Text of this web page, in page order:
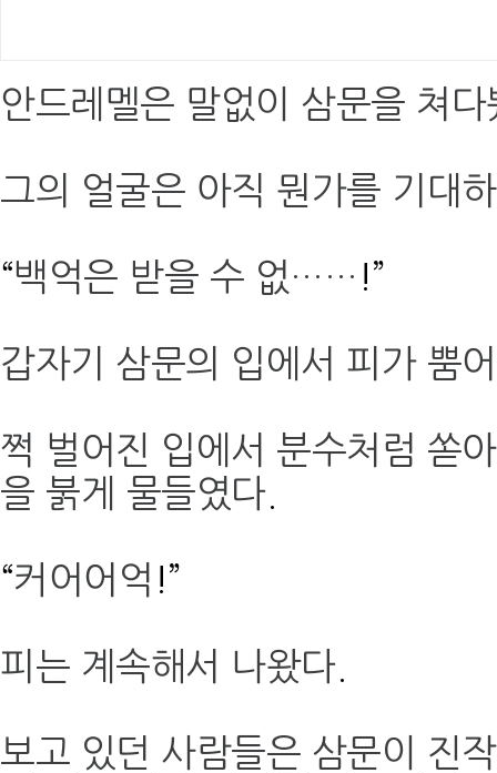
안드레멜은 말없이 삼문을 쳐다
그의 얼굴은 아직 뭔가를 기대
“백억은 받을 수 없…… !”
갑자기 삼문의 입에서 피가 뿜
쩍 벌어진 입에서 분수처럼 쏟
을 붉게 물들였다.
“커어어억 !”
피는 계속해서 나왔다.
보고 있던 사람들은 삼문이 진